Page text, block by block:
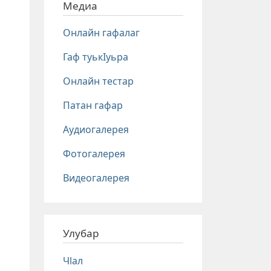
Медиа
Онлайн гафалаг
Гаф туькIуьра
Онлайн тестар
Патан гафар
Аудиогалерея
Фотогалерея
Видеогалерея
Улубар
Чlал